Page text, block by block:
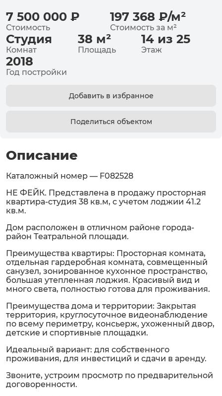
7 500 000 ₽
Стоимость
197 368 ₽/м²
Стоимость за м²
Студия
Комнат
38 м²
Площадь
14 из 25
Этаж
2018
Год постройки
Добавить в избранное
Поделиться объектом
Описание
Каталожный номер — F082528
НЕ ФЕЙК. Представлена в продажу просторная
квартира-студия 38 кв.м, с учетом лоджии 41.2
кв.м.
Дом расположен в отличном районе города-
район Театральной площади.
Преимущества квартиры: Просторная комната,
отдельная гардеробная комната, совмещенный
санузел, зонированное кухонное пространство,
большая утепленная лоджия. Красивый вид и
много света, полностью готова для проживания.
Преимущества дома и территории: Закрытая
территория, круглосуточное видеонаблюдение
по всему периметру, консьерж, ухоженный двор,
детские и спортивные площадки.
Идеальный вариант: для собственного
проживания, для инвестиций и сдачи в аренду.
Звоните, устроим просмотр по предварительной
договоренности.